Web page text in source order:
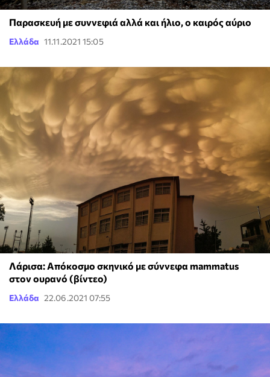
Παρασκευή με συννεφιά αλλά και ήλιο, ο καιρός αύριο
Ελλάδα 11.11.2021 15:05
Λάρισα: Απόκοσμο σκηνικό με σύννεφα mammatus
στον ουρανό (βίντεο)
Ελλάδα 22.06.2021 07:55